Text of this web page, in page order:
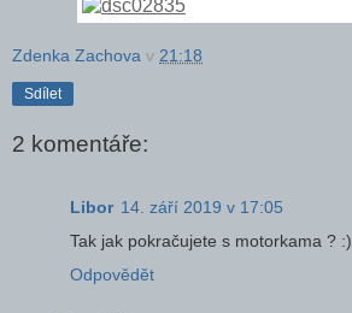
Zdenka Zachova v 21:18
Sdílet
2 komentáře:
Libor 14. září 2019 v 17:05
Tak jak pokračujete s motorkama ? :)
Odpovědět